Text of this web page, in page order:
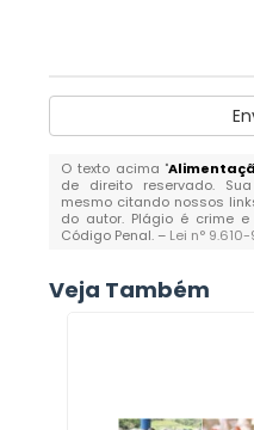
O texto acima "
de direito reservado.
mesmo citando nossos
do autor. Plágio é crime
Código Penal. – Lei n°
Veja Também